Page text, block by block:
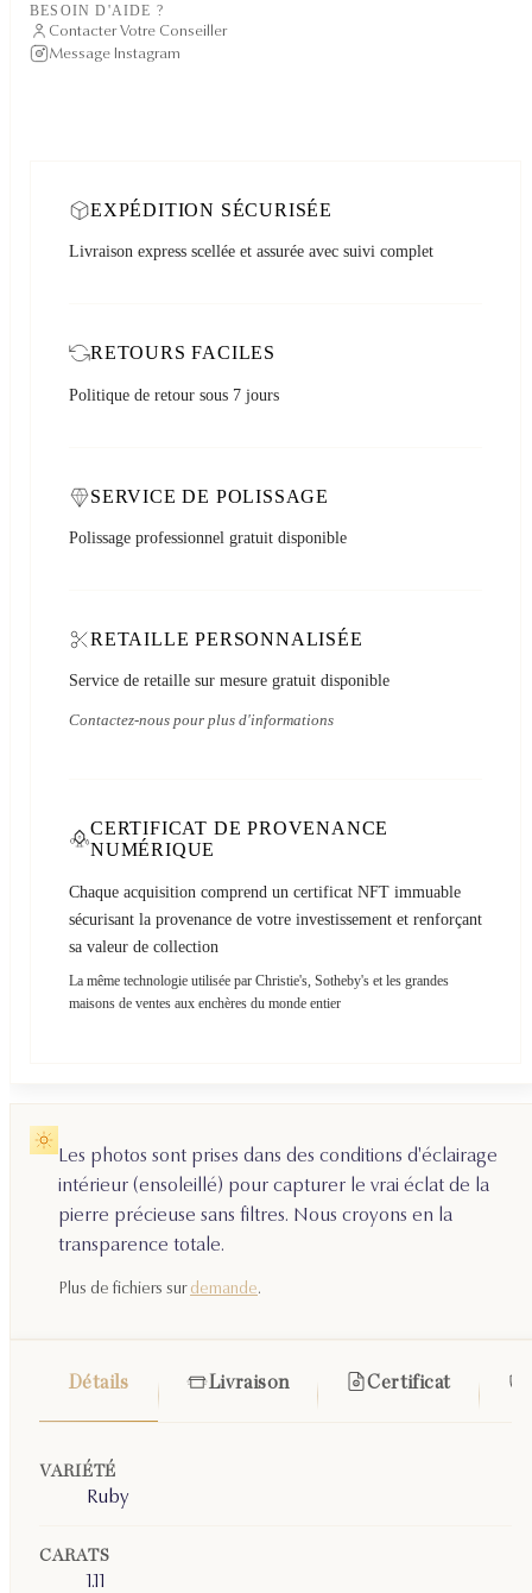
BESOIN D'AIDE ?
Contacter Votre Conseiller
Message Instagram
EXPÉDITION SÉCURISÉE
Livraison express scellée et assurée avec suivi complet
RETOURS FACILES
Politique de retour sous 7 jours
SERVICE DE POLISSAGE
Polissage professionnel gratuit disponible
RETAILLE PERSONNALISÉE
Service de retaille sur mesure gratuit disponible
Contactez-nous pour plus d'informations
CERTIFICAT DE PROVENANCE
NUMÉRIQUE
Chaque acquisition comprend un certificat NFT immuable
sécurisant la provenance de votre investissement et renforçant
sa valeur de collection
La même technologie utilisée par Christie's, Sotheby's et les grandes
maisons de ventes aux enchères du monde entier
Les photos sont prises dans des conditions d'éclairage
intérieur (ensoleillé) pour capturer le vrai éclat de la
pierre précieuse sans filtres. Nous croyons en la
transparence totale.
Plus de fichiers sur demande.
Détails Livraison Certificat
VARIÉTÉ
Ruby
CARATS
1.11